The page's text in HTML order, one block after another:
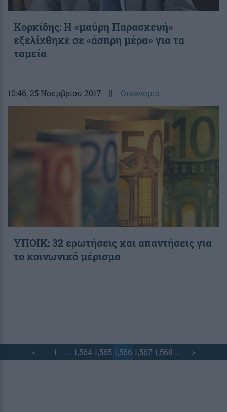
Κορκίδης: Η «μαύρη Παρασκευή»
εξελίχθηκε σε «άσπρη μέρα» για τα
ταμεία
10:46, 25 Νοεμβρίου 2017 || Οικονομία
ΥΠΟΙΚ: 32 ερωτήσεις και απαντήσεις για
το κοινωνικό μέρισμα
< 1 … 1,564 1,565 1,566 1,567 1,568 … >